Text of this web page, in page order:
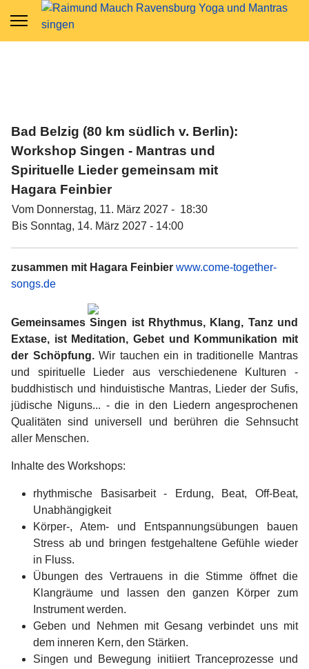
Bad Belzig (80 km südlich v. Berlin):
Workshop Singen - Mantras und
Spirituelle Lieder gemeinsam mit
Hagara Feinbier
Vom Donnerstag, 11. März 2027 - 18:30
Bis Sonntag, 14. März 2027 - 14:00
zusammen mit Hagara Feinbier www.come-together-
songs.de
Gemeinsames Singen ist Rhythmus, Klang, Tanz und
Extase, ist Meditation, Gebet und Kommunikation mit
der Schöpfung.Wir tauchen ein in traditionelle Mantras
und spirituelle Lieder aus verschiedenene Kulturen -
buddhistisch und hinduistische Mantras, Lieder der Sufis,
jüdische Niguns... - die in den Liedern angesprochenen
Qualitäten sind universell und berühren die Sehnsucht
aller Menschen.
Inhalte des Workshops:
rhythmische Basisarbeit - Erdung, Beat, Off-Beat,
Unabhängigkeit
Körper-, Atem- und Entspannungsübungen bauen
Stress ab und bringen festgehaltene Gefühle wieder
in Fluss.
Übungen des Vertrauens in die Stimme öffnet die
Klangräume und lassen den ganzen Körper zum
Instrument werden.
Geben und Nehmen mit Gesang verbindet uns mit
dem inneren Kern, den Stärken.
Singen und Bewegung initiiert Tranceprozesse und